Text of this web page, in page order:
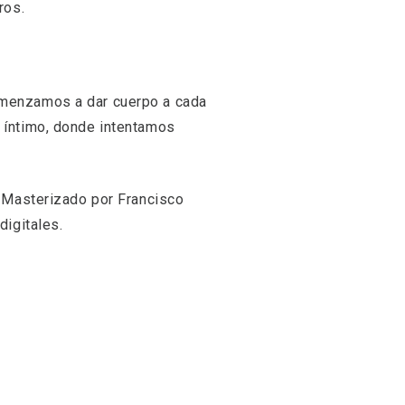
a dar cuerpo a cada
donde intentamos
por Francisco